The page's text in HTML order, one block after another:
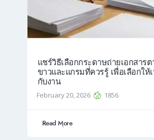
แชร์วิธีเลือกกระดาษถ่ายเอกสาร
ขาวและแกรมที่ควรรู้ เพื่อเลือกให้
กับงาน
February 20, 2026 1856
Read More